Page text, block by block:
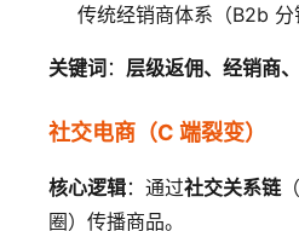
传统经销商体系（B2b 分
关键词 ： 层级返佣、经销商
社交电商（C 端裂变）
核心逻辑：通过社交关系链
圈）传播商品。